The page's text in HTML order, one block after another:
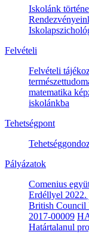
Iskolánk
Felvételi
Felvételi
matematika
iskolánkba
Tehetségpont
Pályázatok
Comenius
Erdéllyel 2022.
British Council
2017-00009
Határtalanul